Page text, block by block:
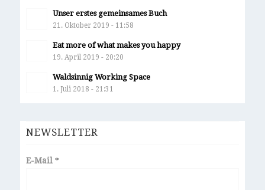
Unser erstes gemeinsames Buch
21. Oktober 2019 - 11:58
Eat more of what makes you happy
19. April 2019 - 20:20
Waldsinnig Working Space
1. Juli 2018 - 21:31
NEWSLETTER
E-Mail *